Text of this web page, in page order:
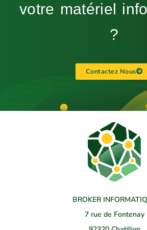
votre matériel
?
Contactez Nous
BROKER
7 rue de Fontenay